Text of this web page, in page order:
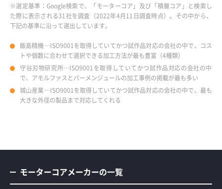
※選定基準：Google検索で、「モーターコア」及び「積層コア」と検索し
た際に表示される31社を調査（2022年4月11日調査時点）。その中から、
下記の基準に沿って選出しています。
飯島精機…ISO9001を取得していてかつ試作品対応の会社の中で、コス
トや個数に合わせて選択できる加工方法が最も豊富（4種類）
守谷刃物研究所…ISO9001を取得していてかつ試作品対応の会社の中
で、アモルファスとパーメンジュールの加工事例の掲載が最も多い
城山産業…ISO9001を取得していてかつ試作品対応の会社の中で、最も
大きな外径の製品まで対応してくれる
モーターコアメーカーの一覧